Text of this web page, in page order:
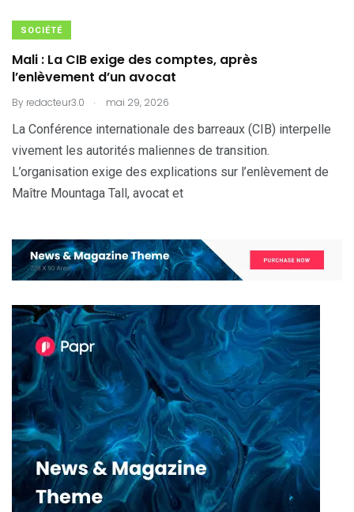
SOCIÉTÉ
Mali : La CIB exige des comptes, après
l’enlèvement d’un avocat
By redacteur3.0 . mai 29, 2026
La Conférence internationale des barreaux (CIB) interpelle
vivement les autorités maliennes de transition.
L’organisation exige des explications sur l’enlèvement de
Maître Mountaga Tall, avocat et